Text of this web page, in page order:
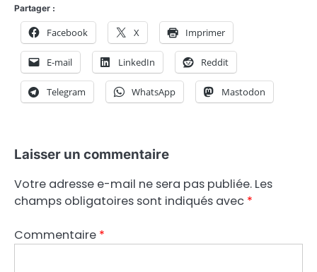
Partager :
Facebook X Imprimer
E-mail LinkedIn Reddit
Telegram WhatsApp Mastodon
Laisser un commentaire
Votre adresse e-mail ne sera pas publiée. Les
champs obligatoires sont indiqués avec *
Commentaire *